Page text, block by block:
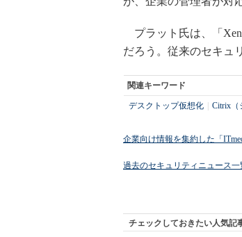
プラット氏は、「
だろう。従来のセキュ
関連キーワード
デスクトップ仮想化 Citrix（
企業向け情報を集約した「
過去のセキュリティニュース一
チェックしておきたい人気記